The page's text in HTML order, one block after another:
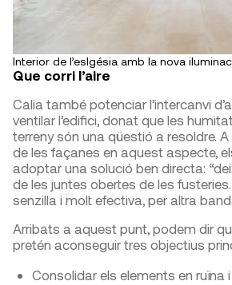
Interior de l’eslgésia amb la nova
Que corri l’aire
Calia també potenciar l’intercanvi
ventilar l’edifici, donat que les
terreny són una qüestió a resoldre.
de les façanes en aquest aspecte,
adoptar una solució ben directa:
de les juntes obertes de les
senzilla i molt efectiva, per altra
Arribats a aquest punt, podem dir
pretén aconseguir tres objectius
Consolidar els elements en ruïna